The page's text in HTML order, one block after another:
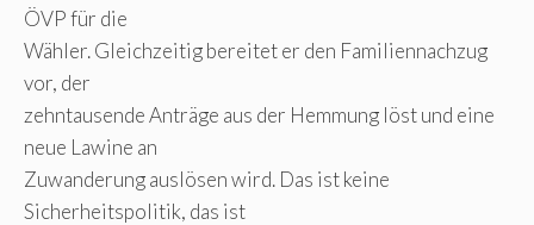
ÖVP für die
Wähler. Gleichzeitig bereitet er den Familiennachzug
vor, der
zehntausende Anträge aus der Hemmung löst und eine
neue Lawine an
Zuwanderung auslösen wird. Das ist keine
Sicherheitspolitik, das ist